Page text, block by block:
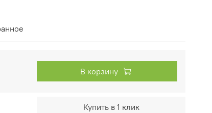
В корзину
Купить в 1 клик